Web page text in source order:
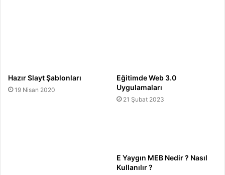
Hazır Slayt Şablonları
19 Nisan 2020
Eğitimde Web 3.0
Uygulamaları
21 Şubat 2023
E Yaygın MEB Nedir ? Nasıl
Kullanılır ?